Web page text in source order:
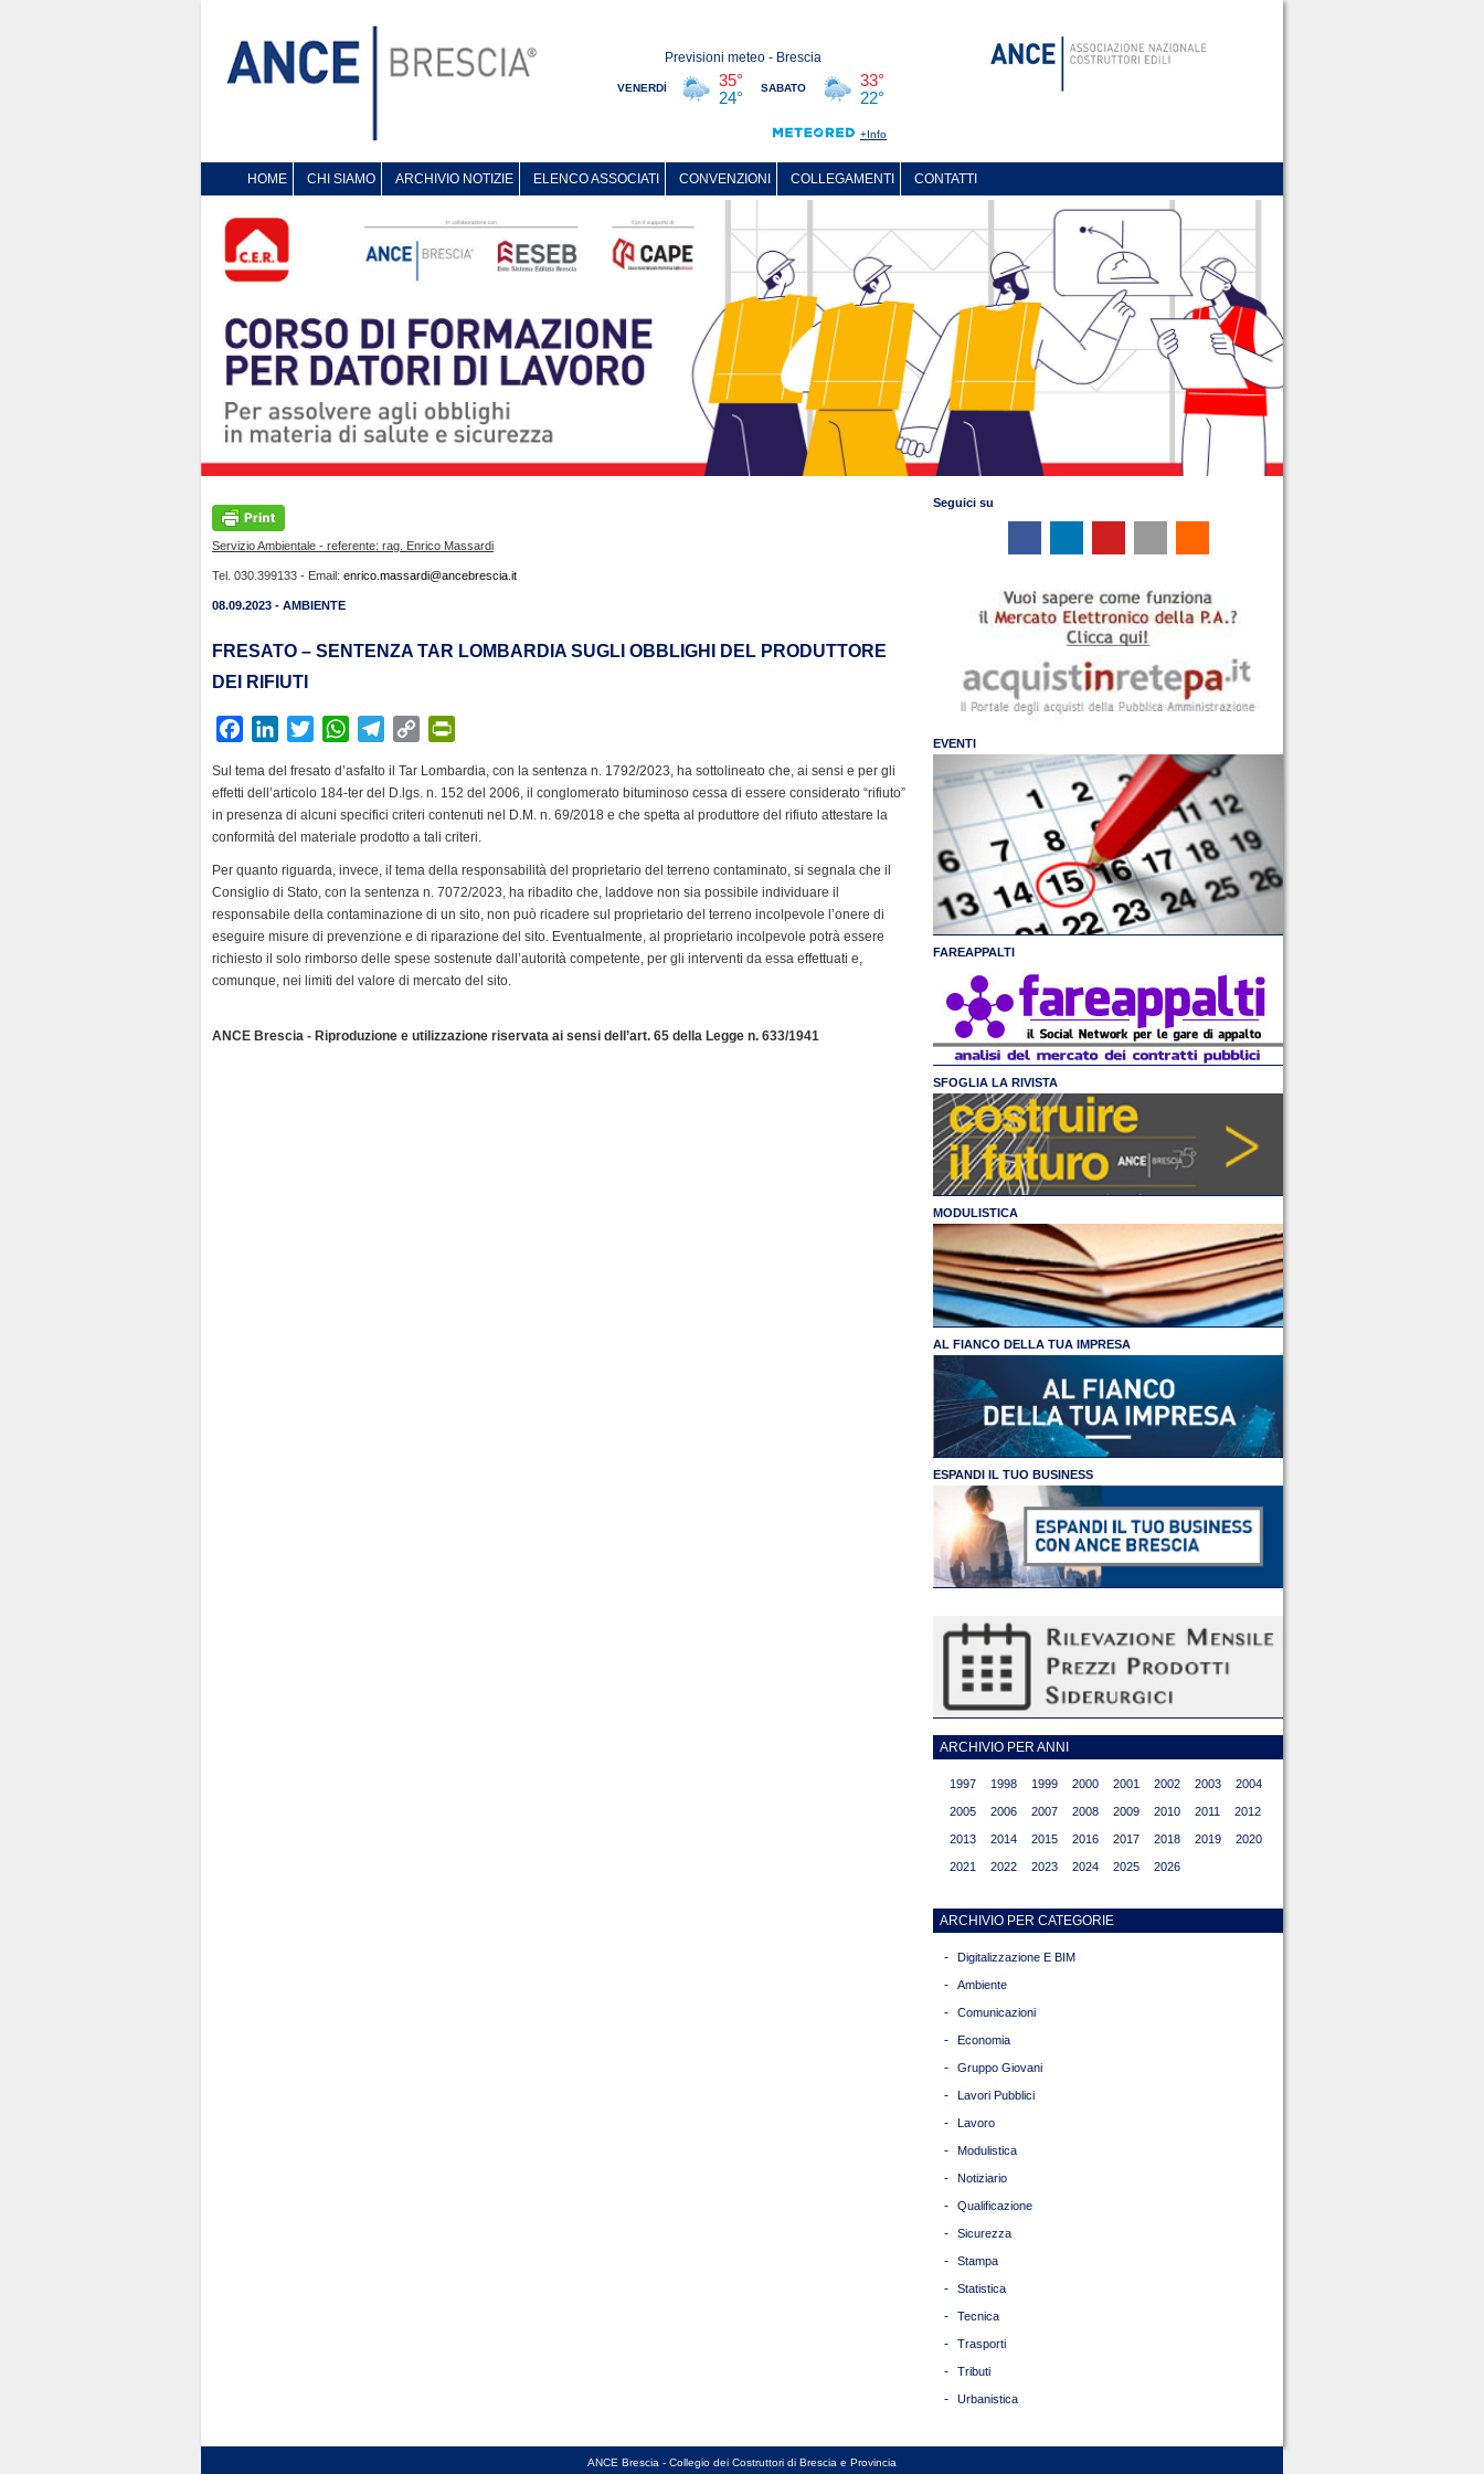
HOME CHI SIAMO ARCHIVIO NOTIZIE ELENCO ASSOCIATI CONVENZIONI COLLEGAMENTI CONTATTI
Servizio Ambientale - referente: rag. Enrico Massardi
Tel. 030.399133 - Email: enrico.massardi@ancebrescia.it
08.09.2023 - AMBIENTE
FRESATO – SENTENZA TAR LOMBARDIA SUGLI OBBLIGHI DEL PRODUTTORE
DEI RIFIUTI
c
e
b
o
k
n
k
e
d
I
n
i
t
t
e
r
W
a
t
s
p
p
e
g
r
a
m
C
p
y
L
n
k
i
n
t
r
e
n
y
Sul tema del fresato d’asfalto il Tar Lombardia, con la sentenza n. 1792/2023, ha sottolineato che, ai sensi e per gli
effetti dell’articolo 184-ter del D.lgs. n. 152 del 2006, il conglomerato bituminoso cessa di essere considerato “rifiuto”
in presenza di alcuni specifici criteri contenuti nel D.M. n. 69/2018 e che spetta al produttore del rifiuto attestare la
conformità del materiale prodotto a tali criteri.
Per quanto riguarda, invece, il tema della responsabilità del proprietario del terreno contaminato, si segnala che il
Consiglio di Stato, con la sentenza n. 7072/2023, ha ribadito che, laddove non sia possibile individuare il
responsabile della contaminazione di un sito, non può ricadere sul proprietario del terreno incolpevole l’onere di
eseguire misure di prevenzione e di riparazione del sito. Eventualmente, al proprietario incolpevole potrà essere
richiesto il solo rimborso delle spese sostenute dall’autorità competente, per gli interventi da essa effettuati e,
comunque, nei limiti del valore di mercato del sito.
ANCE Brescia - Riproduzione e utilizzazione riservata ai sensi dell’art. 65 della Legge n. 633/1941
Seguici su
EVENTI
FAREAPPALTI
SFOGLIA LA RIVISTA
MODULISTICA
AL FIANCO DELLA TUA IMPRESA
ESPANDI IL TUO BUSINESS
ARCHIVIO PER ANNI
1997 1998 1999 2000 2001 2002 2003 2004
2005 2006 2007 2008 2009 2010 2011 2012
2013 2014 2015 2016 2017 2018 2019 2020
2021 2022 2023 2024 2025 2026
ARCHIVIO PER CATEGORIE
- Digitalizzazione E BIM
- Ambiente
- Comunicazioni
- Economia
- Gruppo Giovani
- Lavori Pubblici
- Lavoro
- Modulistica
- Notiziario
- Qualificazione
- Sicurezza
- Stampa
- Statistica
- Tecnica
- Trasporti
- Tributi
- Urbanistica
ANCE Brescia - Collegio dei Costruttori di Brescia e Provincia